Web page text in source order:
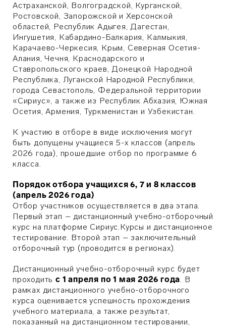
Астраханской, Волгоградской, Курганской,
Ростовской, Запорожской и Херсонской
областей, Республик Адыгея, Дагестан,
Ингушетия, Кабардино-Балкария, Калмыкия,
Карачаево-Черкесия, Крым, Северная Осетия-
Алания, Чечня, Краснодарского и
Ставропольского краев, Донецкой Народной
Республика, Луганской Народной Республики,
города Севастополь, Федеральной территории
«Сириус», а также из Республик Абхазия, Южная
Осетия, Армения, Туркменистан и Узбекистан.
К участию в отборе в виде исключения могут
быть допущены учащиеся 5-х классов (апрель
2026 года), прошедшие отбор по программе 6
класса.
Порядок отбора учащихся 6, 7 и 8 классов
(апрель 2026 года)
Отбор участников осуществляется в два этапа.
Первый этап – дистанционный учебно-отборочный
курс на платформе Сириус.Курсы и дистанционное
тестирование. Второй этап – заключительный
отборочный тур (проводится в регионах).
Дистанционный учебно-отборочный курс будет
проходитьс 1 апреля по 1 мая 2026 года. В
рамках дистанционного учебно-отборочного
курса оценивается успешность прохождения
учебного материала, а также результат,
показанный на дистанционном тестировании,